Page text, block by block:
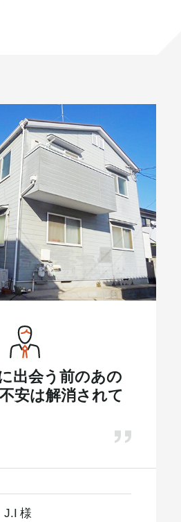
不動産を売りたい方
お申し込み
出会う前のあの
安は解消されて
J.I 様